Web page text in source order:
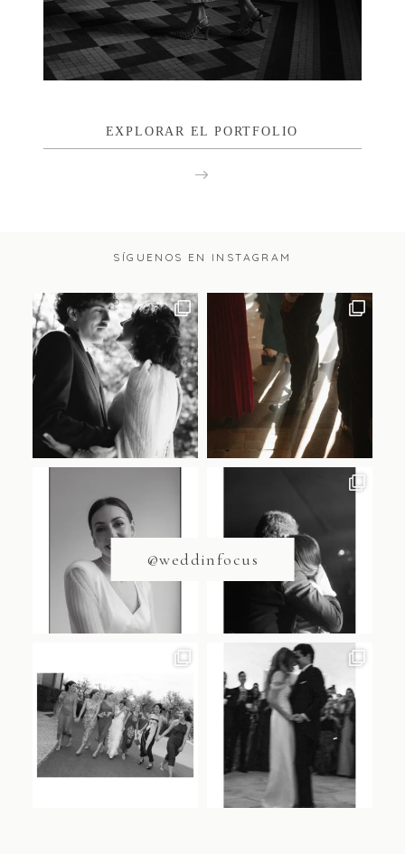
EXPLORAR EL PORTFOLIO
SÍGUENOS EN INSTAGRAM
@weddinfocus